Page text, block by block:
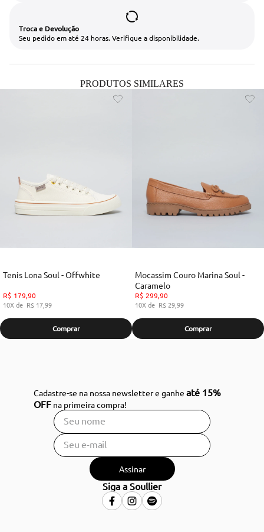
Troca e Devolução
Seu pedido em até 24 horas. Verifique a disponibilidade.
PRODUTOS SIMILARES
Tenis Lona Soul - Offwhite
R$ 179,90
10
R$ 17,99
Comprar
Mocassim Couro Marina Soul -
Caramelo
R$ 299,90
10
R$ 29,99
Comprar
Cadastre-se na nossa newsletter e ganheaté 15%
OFF na primeira compra!
Assinar
Siga a Soullier